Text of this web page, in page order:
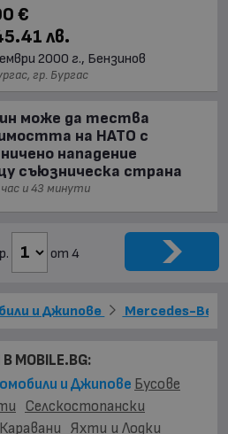
€
лв.
2000 г., Бензинов
гр. Бургас
може да тества
на НАТО с
нападение
съюзническа страна
и 43 минути
от 4
и Джипове Mercedes-
MOBILE.BG:
и Джипове Бусове
Селскостопански
Каравани Яхти и Лодки